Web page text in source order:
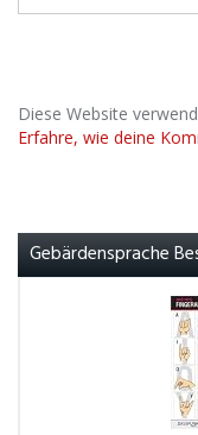
Diese Website
Erfahre, wie deine
Gebärdensprache